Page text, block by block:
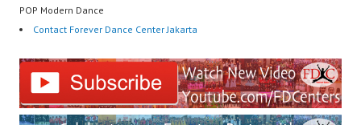
POP Modern Dance
Contact Forever Dance Center Jakarta